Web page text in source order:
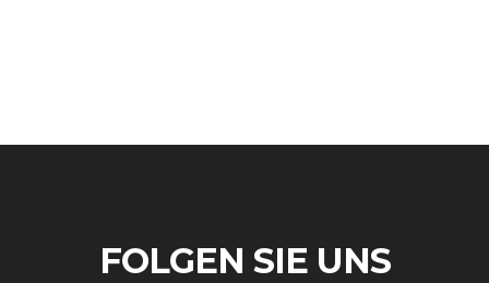
FOLGEN SIE UNS